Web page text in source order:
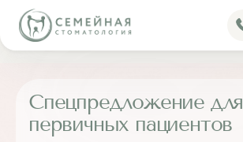
Блог
Спецпредложение для
первичных пациентов